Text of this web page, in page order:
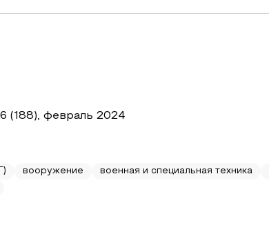
(188), февраль 2024
вооружение военная и специальная техника